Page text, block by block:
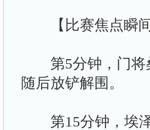
【比赛焦点瞬间
第5分钟，门将
随后放铲解围。
第15分钟，埃泽